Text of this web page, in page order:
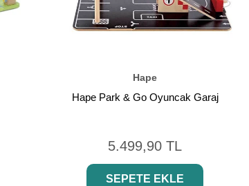
Hape
Hape Park & Go Oyuncak Garaj
5.499,90 TL
SEPETE EKLE